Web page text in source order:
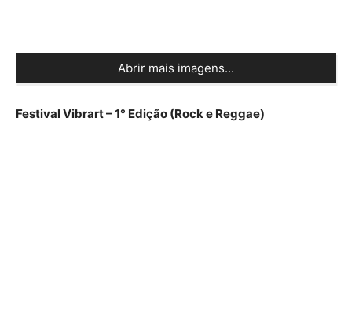
Abrir mais imagens...
Festival Vibrart – 1° Edição (Rock e Reggae)